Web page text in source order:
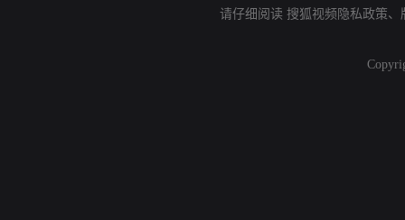
请仔细阅读 搜狐视频隐私政策、